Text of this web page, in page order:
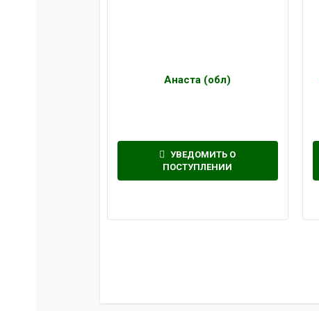
Анаста (обл)
УВЕДОМИТЬ О
ПОСТУПЛЕНИИ